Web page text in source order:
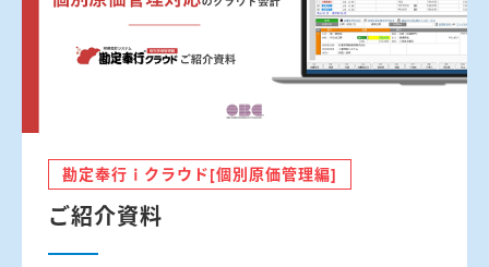
勘定奉行ｉクラウド[個別原価管理編]
ご紹介資料